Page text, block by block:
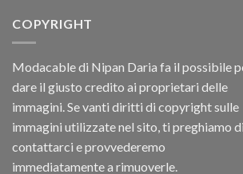
COPYRIGHT
Modacable di Nipan Daria fa il possibile
dare il giusto credito ai proprietari delle
immagini. Se vanti diritti di copyright sulle
immagini utilizzate nel sito, ti preghiamo di
contattarci e provvederemo
immediatamente a rimuoverle.